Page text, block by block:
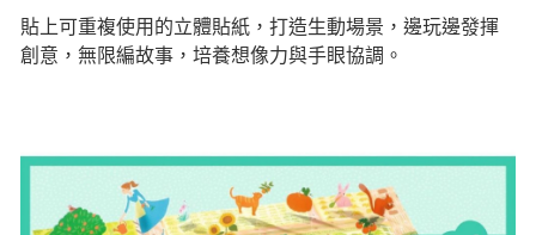
貼上可重複使用的立體貼紙，打造生動場景，邊玩邊發揮
創意，無限編故事，培養想像力與手眼協調。